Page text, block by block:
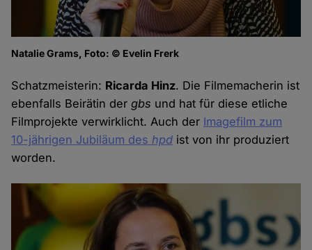
Natalie Grams, Foto: © Evelin Frerk
Schatzmeisterin: Ricarda Hinz. Die Filmemacherin ist
ebenfalls Beirätin dergbs und hat für diese etliche
Filmprojekte verwirklicht. Auch der Imagefilm zum
10-jährigen Jubiläum des hpd ist von ihr produziert
worden.